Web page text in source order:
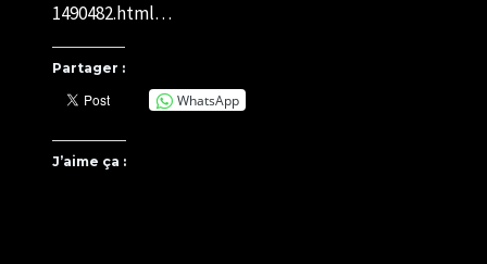
1490482.html…
Partager :
WhatsApp
J’aime ça :